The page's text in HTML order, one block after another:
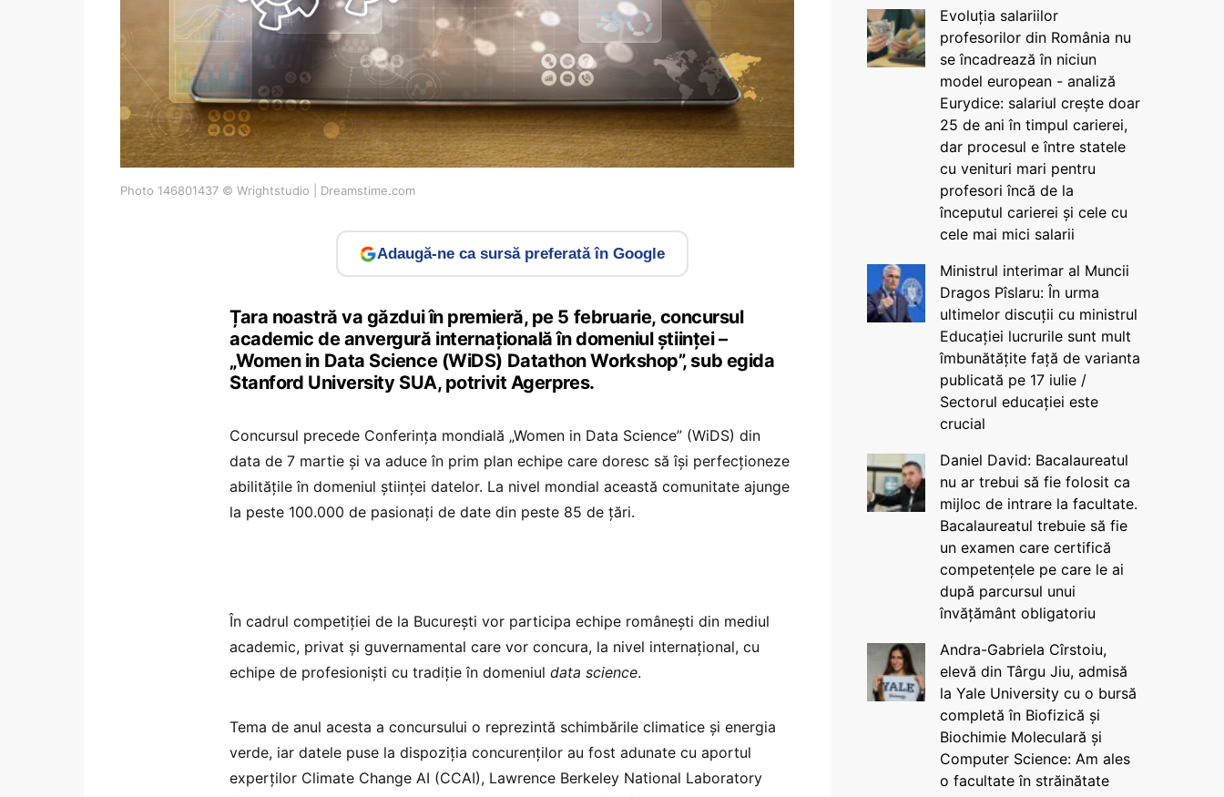
Photo 146801437 © Wrightstudio | Dreamstime.com
Adaugă-ne ca sursă preferată în Google
Țara noastră va găzdui în premieră, pe 5 februarie, concursul
academic de anvergură internaţională în domeniul științei –
„Women in Data Science (WiDS) Datathon Workshop”, sub egida
Stanford University SUA, potrivit Agerpres.
Concursul precede Conferinţa mondială „Women in Data Science” (WiDS) din
data de 7 martie şi va aduce în prim plan echipe care doresc să îşi perfecţioneze
abilităţile în domeniul ştiinţei datelor. La nivel mondial această comunitate ajunge
la peste 100.000 de pasionaţi de date din peste 85 de ţări.
În cadrul competiţiei de la Bucureşti vor participa echipe româneşti din mediul
academic, privat şi guvernamental care vor concura, la nivel internaţional, cu
echipe de profesionişti cu tradiţie în domeniul data science.
Tema de anul acesta a concursului o reprezintă schimbările climatice şi energia
verde, iar datele puse la dispoziţia concurenţilor au fost adunate cu aportul
experţilor Climate Change AI (CCAI), Lawrence Berkeley National Laboratory
Evoluția salariilor
profesorilor din România nu
se încadrează în niciun
model european - analiză
Eurydice: salariul crește doar
25 de ani în timpul carierei,
dar procesul e între statele
cu venituri mari pentru
profesori încă de la
începutul carierei și cele cu
cele mai mici salarii
Ministrul interimar al Muncii
Dragos Pîslaru: În urma
ultimelor discuții cu ministrul
Educației lucrurile sunt mult
îmbunătățite față de varianta
publicată pe 17 iulie /
Sectorul educației este
crucial
Daniel David: Bacalaureatul
nu ar trebui să fie folosit ca
mijloc de intrare la facultate.
Bacalaureatul trebuie să fie
un examen care certifică
competențele pe care le ai
după parcursul unui
învățământ obligatoriu
Andra-Gabriela Cîrstoiu,
elevă din Târgu Jiu, admisă
la Yale University cu o bursă
completă în Biofizică și
Biochimie Moleculară și
Computer Science: Am ales
o facultate în străinătate